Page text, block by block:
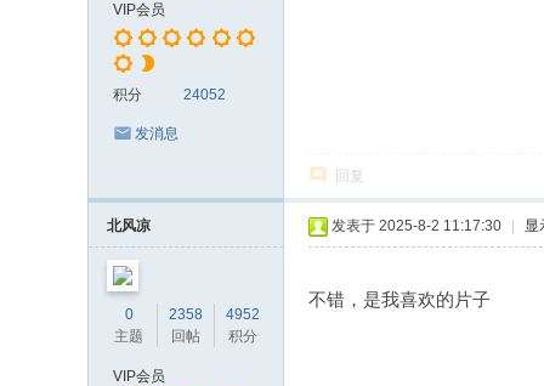
VIP会员
积分 24052
发消息
回复
北风凉
0
主题
2358
回帖
4952
积分
VIP会员
发表于 2025-8-2 11:17:30 显
不错，是我喜欢的片子